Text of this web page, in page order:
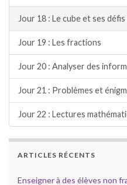
Jour 18 : Le cube et ses
Jour 19 : Les fractions
Jour 20 : Analyser des
Jour 21 : Problèmes et
Jour 22 : Lectures
ARTICLES RÉCENTS
Enseigner à des élèves non